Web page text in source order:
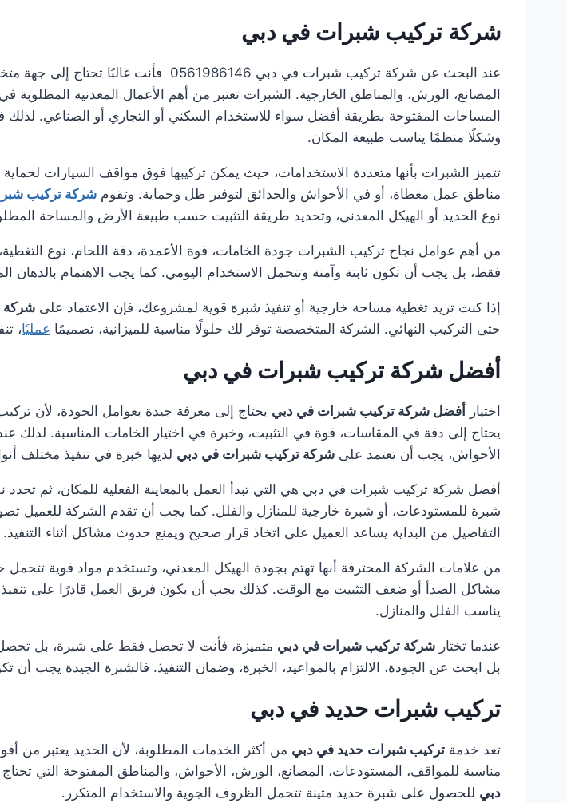
شركة تركيب شبرات في دبي
عند البحث عن شركة تركيب شبرات في دبي
المصانع، الورش، والمناطق الخارجية. الشبرات تعتبر من أهم الأعمال المعدنية
المساحات المفتوحة بطريقة أفضل سواء للاستخدام السكني أو التجاري أو الصناعي. لذلك
وشكلًا منظمًا يناسب طبيعة المكان.
تتميز الشبرات بأنها متعددة الاستخدامات، حيث يمكن تركيبها فوق مواقف السيارات
مناطق عمل مغطاة، أو في الأحواش والحدائق لتوفير ظل وحماية. وتقوم شركة تركيب
نوع الحديد أو الهيكل المعدني، وتحديد طريقة التثبيت حسب طبيعة الأرض والمساحة
من أهم عوامل نجاح تركيب الشبرات جودة الخامات، قوة الأعمدة، دقة اللحام، نوع
فقط، بل يجب أن تكون ثابتة وآمنة وتتحمل الاستخدام اليومي. كما يجب الاهتمام
إذا كنت تريد تغطية مساحة خارجية أو تنفيذ شبرة قوية لمشروعك، فإن الاعتماد على شركة
حتى التركيب النهائي. الشركة المتخصصة توفر لك حلولًا مناسبة للميزانية، تصميمًا عمليًا،
أفضل شركة تركيب شبرات في دبي
اختيار أفضل شركة تركيب شبرات في دبي يحتاج إلى معرفة جيدة بعوامل الجودة، لأن
يحتاج إلى دقة في المقاسات، قوة في التثبيت، وخبرة في اختيار الخامات المناسبة.
الأحواش، يجب أن تعتمد على شركة تركيب شبرات في دبي لديها خبرة في تنفيذ مختلف
أفضل شركة تركيب شبرات في دبي هي التي تبدأ العمل بالمعاينة الفعلية للمكان، ثم
شبرة للمستودعات، أو شبرة خارجية للمنازل والفلل. كما يجب أن تقدم الشركة للعميل
التفاصيل من البداية يساعد العميل على اتخاذ قرار صحيح ويمنع حدوث مشاكل أثناء التنفيذ.
من علامات الشركة المحترفة أنها تهتم بجودة الهيكل المعدني، وتستخدم مواد قوية تتحمل
مشاكل الصدأ أو ضعف التثبيت مع الوقت. كذلك يجب أن يكون فريق العمل قادرًا على
يناسب الفلل والمنازل.
عندما تختار شركة تركيب شبرات في دبي متميزة، فأنت لا تحصل فقط على شبرة، بل
بل ابحث عن الجودة، الالتزام بالمواعيد، الخبرة، وضمان التنفيذ. فالشبرة الجيدة يجب أن
تركيب شبرات حديد في دبي
تعد خدمة تركيب شبرات حديد في دبي من أكثر الخدمات المطلوبة، لأن الحديد يعتبر من
مناسبة للمواقف، المستودعات، المصانع، الورش، الأحواش، والمناطق المفتوحة التي تحتاج
دبي للحصول على شبرة حديد متينة تتحمل الظروف الجوية والاستخدام المتكرر.